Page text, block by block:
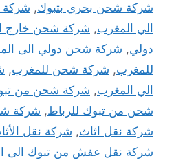
شركة شحن بحري بتبوك,
الي المغرب, شركة شحن خارج
دولي, شركة شحن دولي الى
للمغرب, شركة شحن للمغرب,
الي المغرب, شركة شحن من
شحن من تبوك للرباط, شركة
شركة نقل اثاث, شركة نقل
شركة نقل عفش من تبوك الى